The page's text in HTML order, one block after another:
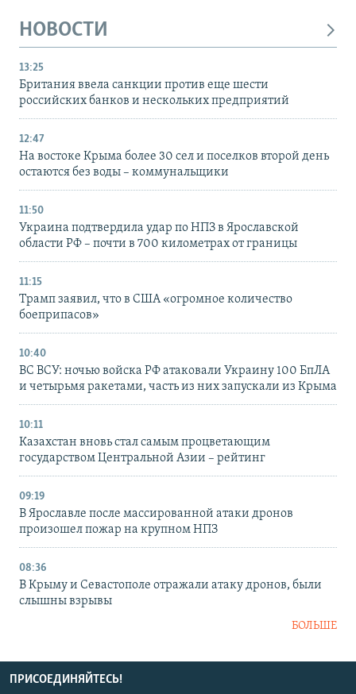
НОВОСТИ
13:25
Британия ввела санкции против еще шести
российских банков и нескольких предприятий
12:47
На востоке Крыма более 30 сел и поселков второй день
остаются без воды – коммунальщики
11:50
Украина подтвердила удар по НПЗ в Ярославской
области РФ – почти в 700 километрах от границы
11:15
Трамп заявил, что в США «огромное количество
боеприпасов»
10:40
ВС ВСУ: ночью войска РФ атаковали Украину 100 БпЛА
и четырьмя ракетами, часть из них запускали из Крыма
10:11
Казахстан вновь стал самым процветающим
государством Центральной Азии – рейтинг
09:19
В Ярославле после массированной атаки дронов
произошел пожар на крупном НПЗ
08:36
В Крыму и Севастополе отражали атаку дронов, были
слышны взрывы
БОЛЬШЕ
ПРИСОЕДИНЯЙТЕСЬ!